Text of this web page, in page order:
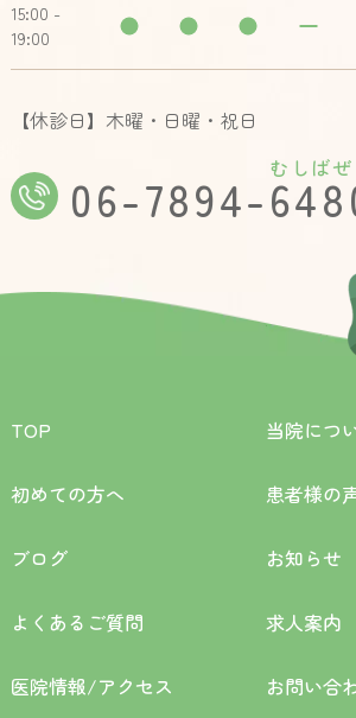
15:00 -
19:00
【休診日】木曜・日曜・祝日
06-7894- むしばぜ
TOP 当院につ
初めての方へ 患者様の
ブログ お知らせ
よくあるご質問 求人案内
医院情報/アクセス お問い合